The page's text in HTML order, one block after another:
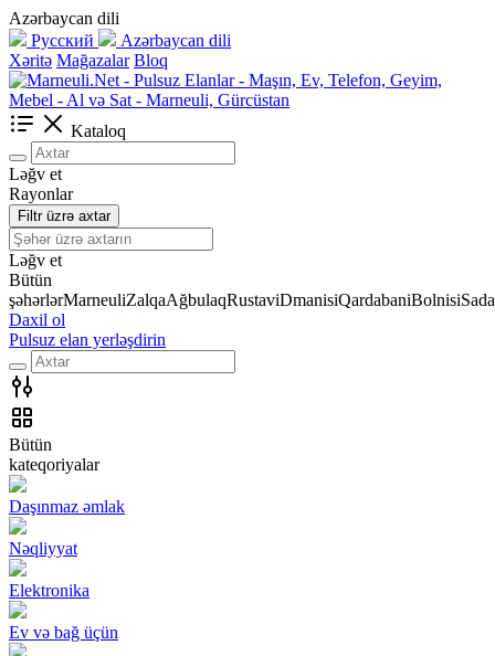
Azərbaycan dili
Русский
Azərbaycan dili
Xəritə Mağazalar Bloq
Kataloq
Ləğv et
Rayonlar
Filtr üzrə axtar
Ləğv et
Bütün
şəhərlərMarneuliZalqaAğbulaqRustaviDmanisiQardabaniBolnisi
Daxil ol
Pulsuz elan yerləşdirin
Bütün
kateqoriyalar
Daşınmaz əmlak
Nəqliyyat
Elektronika
Ev və bağ üçün